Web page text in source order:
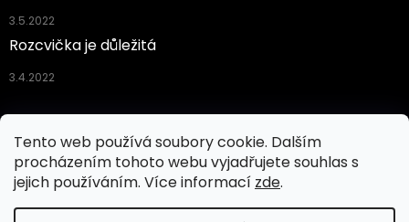
Tento web používá soubory cookie. Dalším
procházením tohoto webu vyjadřujete souhlas s
jejich používáním. Více informací zde.
3.5.2022
Rozcvička je důležitá
3.4.2022
Facebook